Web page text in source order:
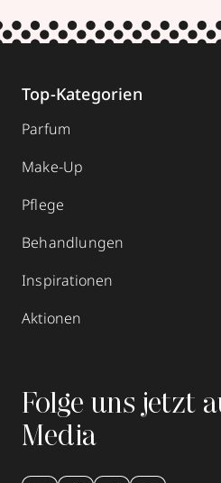
Top-Kategorien
Parfum
Make-Up
Pflege
Behandlungen
Inspirationen
Aktionen
Folge uns jetzt
Media